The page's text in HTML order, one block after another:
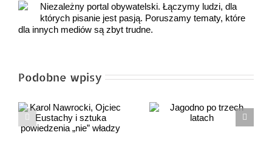
Niezależny portal obywatelski. Łączymy ludzi, dla
których pisanie jest pasją. Poruszamy tematy, które
dla innych mediów są zbyt trudne.
Podobne wpisy
Jagodno po trzech
latach
Pan Tomek objaśnia
prawicę – cz. 15